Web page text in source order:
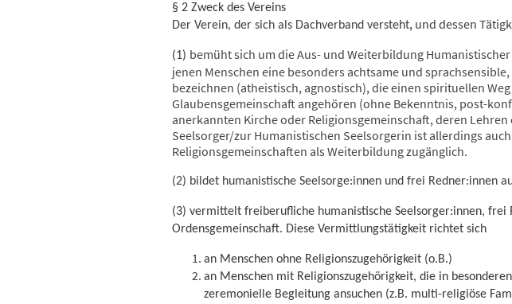
§ 2 Zweck des Vereins
Der Verein, der sich als Dachverband versteht, und dessen
(1) bemüht sich um die Aus- und Weiterbildung
jenen Menschen eine besonders achtsame und
bezeichnen (atheistisch, agnostisch), die einen spirituellen
Glaubensgemeinschaft angehören (ohne Bekenntnis, post-
anerkannten Kirche oder Religionsgemeinschaft, deren
Seelsorger/zur Humanistischen Seelsorgerin ist allerdings
Religionsgemeinschaften als Weiterbildung zugänglich.
(2) bildet humanistische Seelsorge:innen und frei Redner:innen
(3) vermittelt freiberufliche humanistische Seelsorger:innen, frei
Ordensgemeinschaft. Diese Vermittlungstätigkeit richtet sich
an Menschen ohne Religionszugehörigkeit (o.B.)
an Menschen mit Religionszugehörigkeit, die in
zeremonielle Begleitung ansuchen (z.B. multi-religiöse